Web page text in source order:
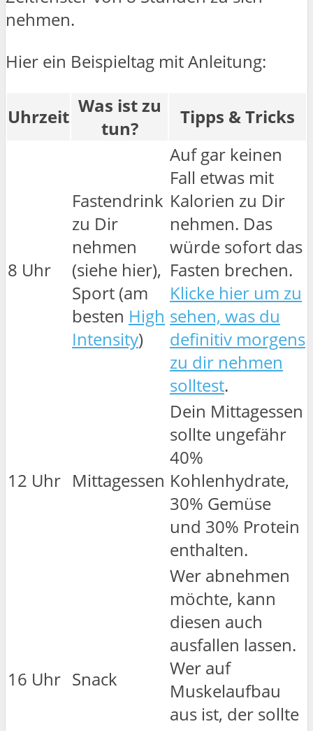
nehmen.
Hier ein Beispieltag mit Anleitung:
Uhrzeit Was ist zu
tun?
Tipps & Tricks
8 Uhr
Fastendrink
zu Dir
nehmen
(siehe hier),
Sport (am
besten High
Intensity)
Auf gar keinen
Fall etwas mit
Kalorien zu Dir
nehmen. Das
würde sofort das
Fasten brechen.
Klicke hier um zu
sehen, was du
definitiv morgens
zu dir nehmen
solltest.
12 Uhr Mittagessen
Dein Mittagessen
sollte ungefähr
40%
Kohlenhydrate,
30% Gemüse
und 30% Protein
enthalten.
16 Uhr Snack
Wer abnehmen
möchte, kann
diesen auch
ausfallen lassen.
Wer auf
Muskelaufbau
aus ist, der sollte